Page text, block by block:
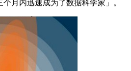
月内迅速成为了数据科学家」。